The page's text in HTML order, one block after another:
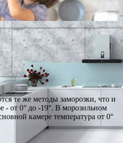
те же методы заморозки, что и
- от 0° до -19°. В морозильном
камере температура от 0°